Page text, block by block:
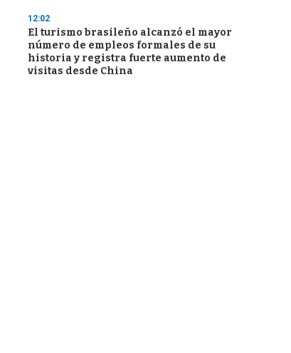
12:02
El turismo brasileño alcanzó el mayor
número de empleos formales de su
historia y registra fuerte aumento de
visitas desde China